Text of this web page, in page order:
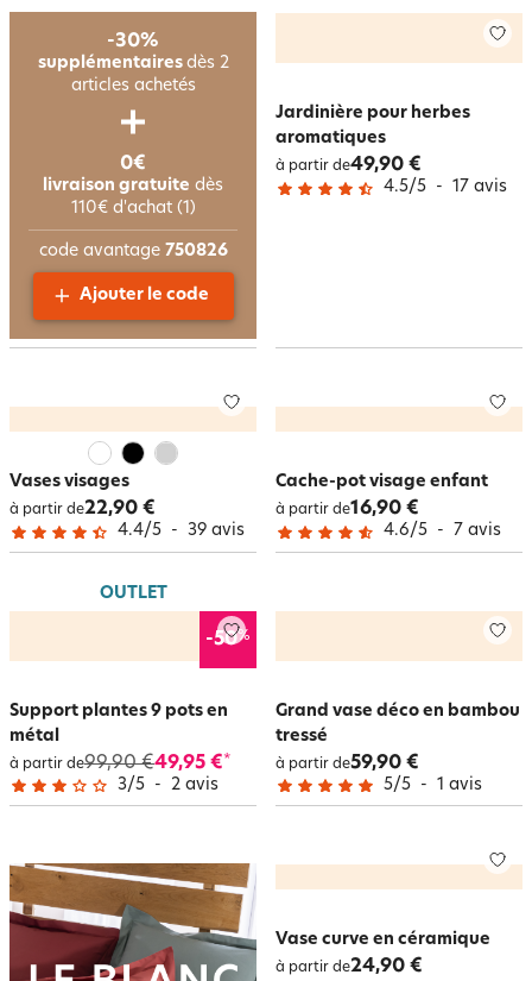
Jardinière pour herbes
aromatiques
à partir de49,90 €
4.5/5 - 17 avis
Vases visages
à partir de22,90 €
4.4/5 - 39 avis
Cache-pot visage enfant
à partir de16,90 €
4.6/5 - 7 avis
OUTLET
-50%
Support plantes 9 pots en
métal
à partir de99,90 €49,95 €*
3/5 - 2 avis
Grand vase déco en bambou
tressé
à partir de59,90 €
5/5 - 1 avis
Vase curve en céramique
à partir de24,90 €
-30%
supplémentaires dès 2
articles achetés
0€
livraison gratuite dès
110€ d'achat (1)
code avantage 750826
Ajouter le code